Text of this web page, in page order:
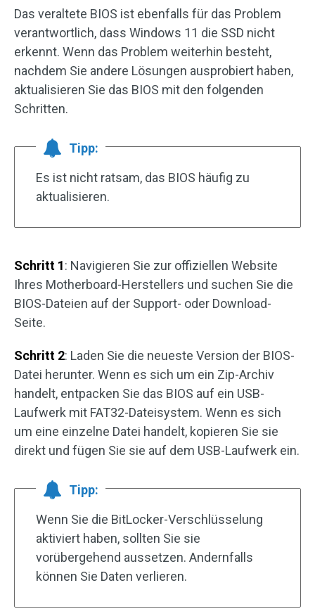
Das veraltete BIOS ist ebenfalls für das Problem
verantwortlich, dass Windows 11 die SSD nicht
erkennt. Wenn das Problem weiterhin besteht,
nachdem Sie andere Lösungen ausprobiert haben,
aktualisieren Sie das BIOS mit den folgenden
Schritten.
Tipp:
Es ist nicht ratsam, das BIOS häufig zu
aktualisieren.
Schritt 1: Navigieren Sie zur offiziellen Website
Ihres Motherboard-Herstellers und suchen Sie die
BIOS-Dateien auf der Support- oder Download-
Seite.
Schritt 2: Laden Sie die neueste Version der BIOS-
Datei herunter. Wenn es sich um ein Zip-Archiv
handelt, entpacken Sie das BIOS auf ein USB-
Laufwerk mit FAT32-Dateisystem. Wenn es sich
um eine einzelne Datei handelt, kopieren Sie sie
direkt und fügen Sie sie auf dem USB-Laufwerk ein.
Tipp:
Wenn Sie die BitLocker-Verschlüsselung
aktiviert haben, sollten Sie sie
vorübergehend aussetzen. Andernfalls
können Sie Daten verlieren.